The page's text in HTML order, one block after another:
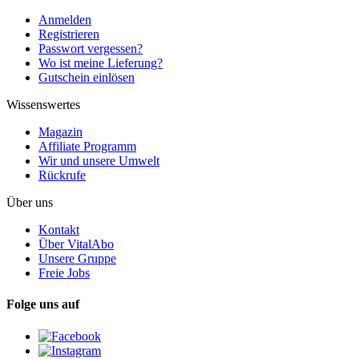
Anmelden
Registrieren
Passwort vergessen?
Wo ist meine Lieferung?
Gutschein einlösen
Wissenswertes
Magazin
Affiliate Programm
Wir und unsere Umwelt
Rückrufe
Über uns
Kontakt
Über VitalAbo
Unsere Gruppe
Freie Jobs
Folge uns auf